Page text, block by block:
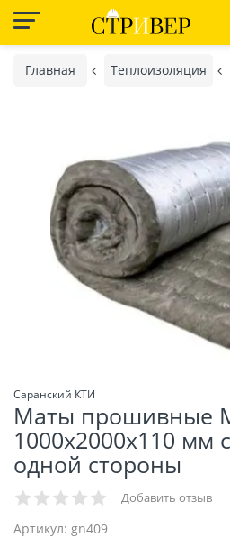
Главная Теплоизоляция
Саранский КТИ
Маты прошивные
1000х2000х110 мм
одной стороны
Добавить отзыв
Артикул: gn409